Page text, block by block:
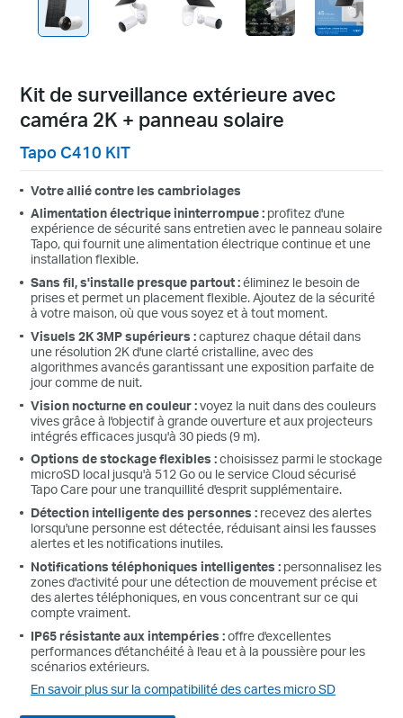
Kit de surveillance extérieure avec
caméra 2K + panneau solaire
Tapo C410 KIT
Votre allié contre les cambriolages
Alimentation électrique ininterrompue : profitez d'une
expérience de sécurité sans entretien avec le panneau solaire
Tapo, qui fournit une alimentation électrique continue et une
installation flexible.
Sans fil, s'installe presque partout :éliminez le besoin de
prises et permet un placement flexible. Ajoutez de la sécurité
à votre maison, où que vous soyez et à tout moment.
Visuels 2K 3MP supérieurs :capturez chaque détail dans
une résolution 2K d'une clarté cristalline, avec des
algorithmes avancés garantissant une exposition parfaite de
jour comme de nuit.
Vision nocturne en couleur :voyez la nuit dans des couleurs
vives grâce à l'objectif à grande ouverture et aux projecteurs
intégrés efficaces jusqu'à 30 pieds (9 m).
Options de stockage flexibles :choisissez parmi le stockage
microSD local jusqu'à 512 Go ou le service Cloud sécurisé
Tapo Care pour une tranquillité d'esprit supplémentaire.
Détection intelligente des personnes : recevez des alertes
lorsqu'une personne est détectée, réduisant ainsi les fausses
alertes et les notifications inutiles.
Notifications téléphoniques intelligentes : personnalisez les
zones d'activité pour une détection de mouvement précise et
des alertes téléphoniques, en vous concentrant sur ce qui
compte vraiment.
IP65 résistante aux intempéries :offre d'excellentes
performances d'étanchéité à l'eau et à la poussière pour les
scénarios extérieurs.
En savoir plus sur la compatibilité des cartes micro SD